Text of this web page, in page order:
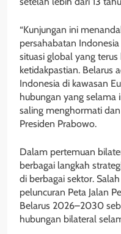
“Kunjungan ini
persahabatan
situasi global yang
ketidakpastian. Belarus
Indonesia di kawasan
hubungan yang selama
saling menghormati
Presiden Prabowo.
Dalam pertemuan
berbagai langkah
di berbagai sektor.
peluncuran Peta Jalan
Belarus 2026–2030
hubungan bilateral